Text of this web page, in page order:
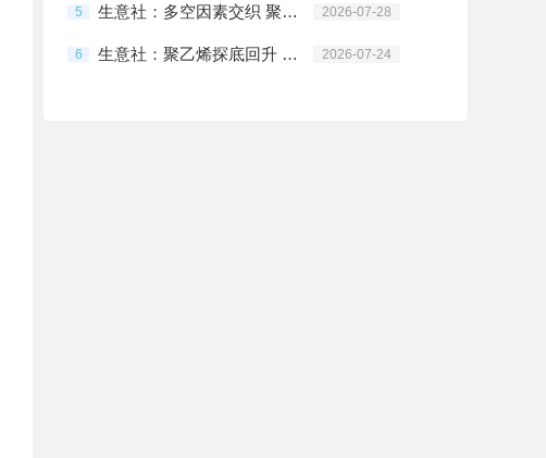
5 生意社：多空因素交织 聚乙烯高位震荡 2026-07-28
6 生意社：聚乙烯探底回升 持续性仍存变数 2026-07-24